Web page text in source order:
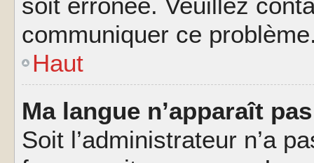
soit erronée. Veuillez
communiquer ce
Haut
Ma langue n’apparaît
Soit l’administrateur n’a